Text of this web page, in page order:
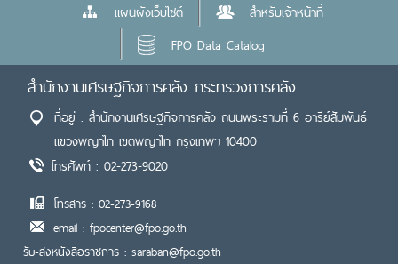
แผนผังเว็บไซต์
สำหรับเจ้าหน้าที่
FPO Data Catalog
สำนักงานเศรษฐกิจการคลัง กระทรวงการคลัง
ที่อยู่ : สำนักงานเศรษฐกิจการคลัง ถนนพระรามที่ 6 อารีย์สัมพันธ์
แขวงพญาไท เขตพญาไท กรุงเทพฯ 10400
โทรศัพท์ : 02-273-9020
โทรสาร : 02-273-9168
email : fpocenter@fpo.go.th
รับ-ส่งหนังสือราชการ : saraban@fpo.go.th